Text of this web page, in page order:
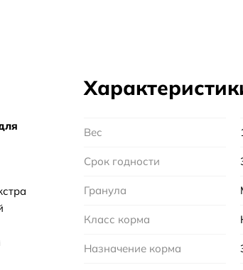
Вес
Срок годности
Гранула
Класс корма
Назначение корма